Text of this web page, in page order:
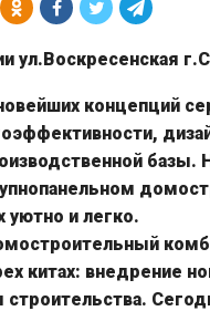
ул.Воскресенская
концепций
и легко.
китах: внедрение